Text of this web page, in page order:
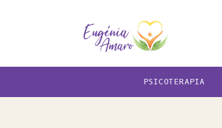
content
PSICOTERAPIA